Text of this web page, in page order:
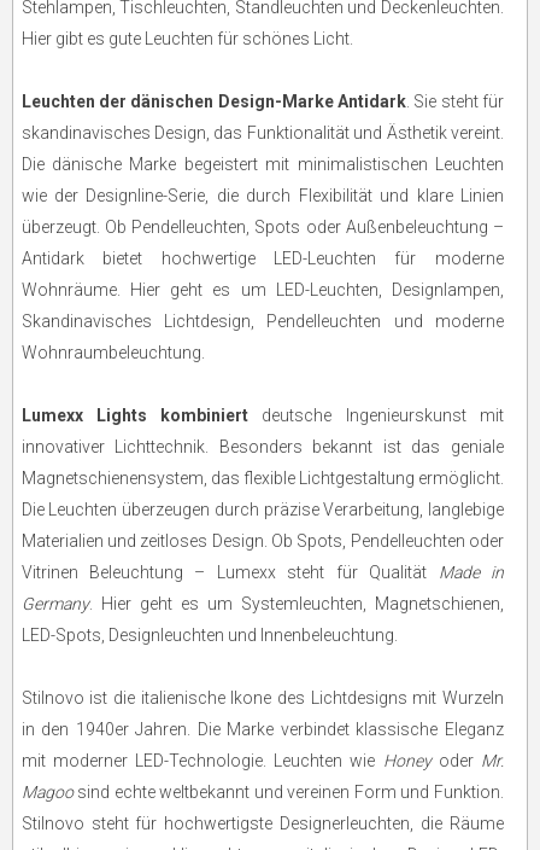
Stehlampen, Tischleuchten, Standleuchten und Deckenleuchten.
Hier gibt es gute Leuchten für schönes Licht.
Leuchten der dänischen Design-Marke Antidark. Sie steht für
skandinavisches Design, das Funktionalität und Ästhetik vereint.
Die dänische Marke begeistert mit minimalistischen Leuchten
wie der Designline-Serie, die durch Flexibilität und klare Linien
überzeugt. Ob Pendelleuchten, Spots oder Außenbeleuchtung –
Antidark bietet hochwertige LED-Leuchten für moderne
Wohnräume. Hier geht es um LED-Leuchten, Designlampen,
Skandinavisches Lichtdesign, Pendelleuchten und moderne
Wohnraumbeleuchtung.
Lumexx Lights kombiniert deutsche Ingenieurskunst mit
innovativer Lichttechnik. Besonders bekannt ist das geniale
Magnetschienensystem, das flexible Lichtgestaltung ermöglicht.
Die Leuchten überzeugen durch präzise Verarbeitung, langlebige
Materialien und zeitloses Design. Ob Spots, Pendelleuchten oder
Vitrinen Beleuchtung – Lumexx steht für Qualität Made in
Germany. Hier geht es um Systemleuchten, Magnetschienen,
LED-Spots, Designleuchten und Innenbeleuchtung.
Stilnovo ist die italienische Ikone des Lichtdesigns mit Wurzeln
in den 1940er Jahren. Die Marke verbindet klassische Eleganz
mit moderner LED-Technologie. Leuchten wie Honeyoder Mr.
Magoosind echte weltbekannt und vereinen Form und Funktion.
Stilnovo steht für hochwertigste Designerleuchten, die Räume